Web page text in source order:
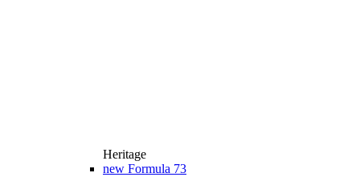
Heritage
new Formula 73